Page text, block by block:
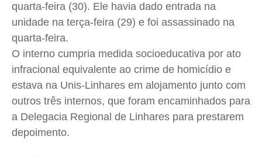
Economia
Caetano Roque
Gustavo Bastos
Jr Mignone (in memorian)
Wanda Sily
Economia
Caetano Roque
Gustavo Bastos
Jr Mignone (in memorian)
Wanda Sily
Economia
Caetano Roque
Gustavo Bastos
Jr Mignone (in memorian)
Wanda Sily
Economia
Caetano Roque
Gustavo Bastos
Jr Mignone (in memorian)
Wanda Sily
quarta-feira (30). Ele havia dado entrada na
unidade na terça-feira (29) e foi assassinado na
quarta-feira.
O interno cumpria medida socioeducativa por ato
infracional equivalente ao crime de homicídio e
estava na Unis-Linhares em alojamento junto com
outros três internos, que foram encaminhados para
a Delegacia Regional de Linhares para prestarem
depoimento.